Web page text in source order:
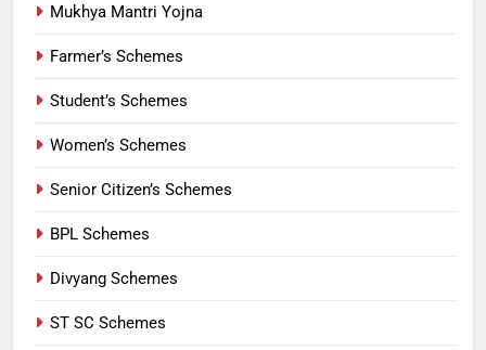
Mukhya Mantri Yojna
Farmer’s Schemes
Student’s Schemes
Women’s Schemes
Senior Citizen’s Schemes
BPL Schemes
Divyang Schemes
ST SC Schemes